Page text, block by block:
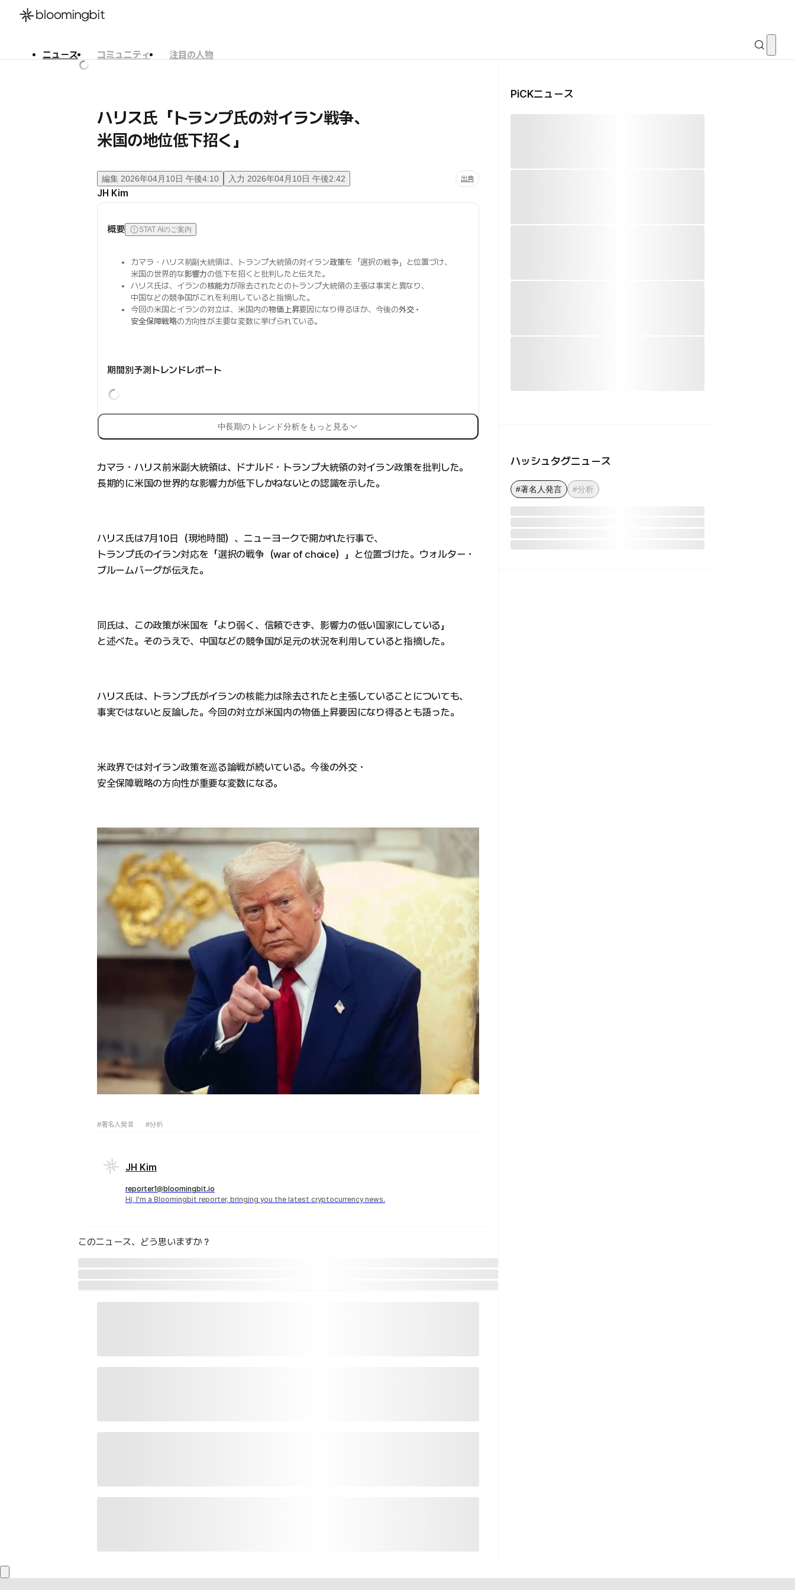
ニュース コミュニティ
注目の人物
ハリス氏「トランプ氏の対イラン戦争、
米国の地位低下招く」
編集 2026年04月10日 午後4:10 入力 2026年04月10日 午後2:42 出典
JH Kim
概要 STAT AIのご案内
カマラ・ハリス前副大統領は、トランプ大統領の対イラン政策を「選択の戦争」と位置づけ、
米国の世界的な影響力の低下を招くと批判したと伝えた。
ハリス氏は、イランの核能力が除去されたとのトランプ大統領の主張は事実と異なり、
中国などの競争国がこれを利用していると指摘した。
今回の米国とイランの対立は、米国内の物価上昇要因になり得るほか、今後の外交・
安全保障戦略の方向性が主要な変数に挙げられている。
期間別予測トレンドレポート
中長期のトレンド分析をもっと見る
カマラ・ハリス前米副大統領は、ドナルド・トランプ大統領の対イラン政策を批判した。
長期的に米国の世界的な影響力が低下しかねないとの認識を示した。
ハリス氏は7月10日（現地時間）、ニューヨークで開かれた行事で、
トランプ氏のイラン対応を「選択の戦争（war of choice）」と位置づけた。ウォルター・
ブルームバーグが伝えた。
同氏は、この政策が米国を「より弱く、信頼できず、影響力の低い国家にしている」
と述べた。そのうえで、中国などの競争国が足元の状況を利用していると指摘した。
ハリス氏は、トランプ氏がイランの核能力は除去されたと主張していることについても、
事実ではないと反論した。今回の対立が米国内の物価上昇要因になり得るとも語った。
米政界では対イラン政策を巡る論戦が続いている。今後の外交・
安全保障戦略の方向性が重要な変数になる。
#著名人発言 #分析
JH Kim
reporter1@bloomingbit.io
Hi, I'm a Bloomingbit reporter, bringing you the latest cryptocurrency news.
このニュース、どう思いますか？
PiCKニュース
ハッシュタグニュース
#著名人発言 #分析